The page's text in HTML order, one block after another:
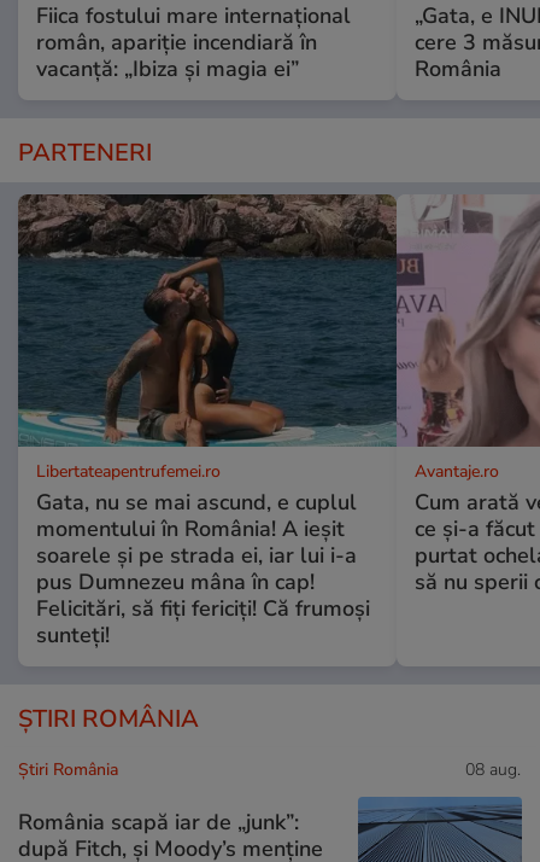
Fiica fostului mare internațional
român, apariție incendiară în
vacanță: „Ibiza și magia ei”
„Gata, e
cere 3
România
PARTENERI
Libertateapentrufemei.ro
Gata, nu se mai ascund, e cuplul
momentului în România! A ieșit
soarele și pe strada ei, iar lui i-a
pus Dumnezeu mâna în cap!
Felicitări, să fiți fericiți! Că frumoși
sunteți!
Avantaje.ro
Cum arată
ce și-a
purtat
să nu sperii
ȘTIRI ROMÂNIA
Știri România 08 aug.
România scapă iar de „junk”:
după Fitch, și Moody’s menține